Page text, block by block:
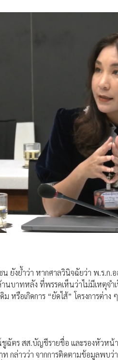
ยังย้ำว่า หากศาลวินิจฉัยว่า พ.ร.ก.
นบาทหลัง ที่พรรคเห็นว่าไม่มีเหตุจำ
ม หรือเกิดการ “ยัดไส้” โครงการต่าง ๆ
ฉัตร สส.บัญชีรายชื่อ และรองหัวหน้
กล่าวว่า จากการติดตามข้อมูลพบ